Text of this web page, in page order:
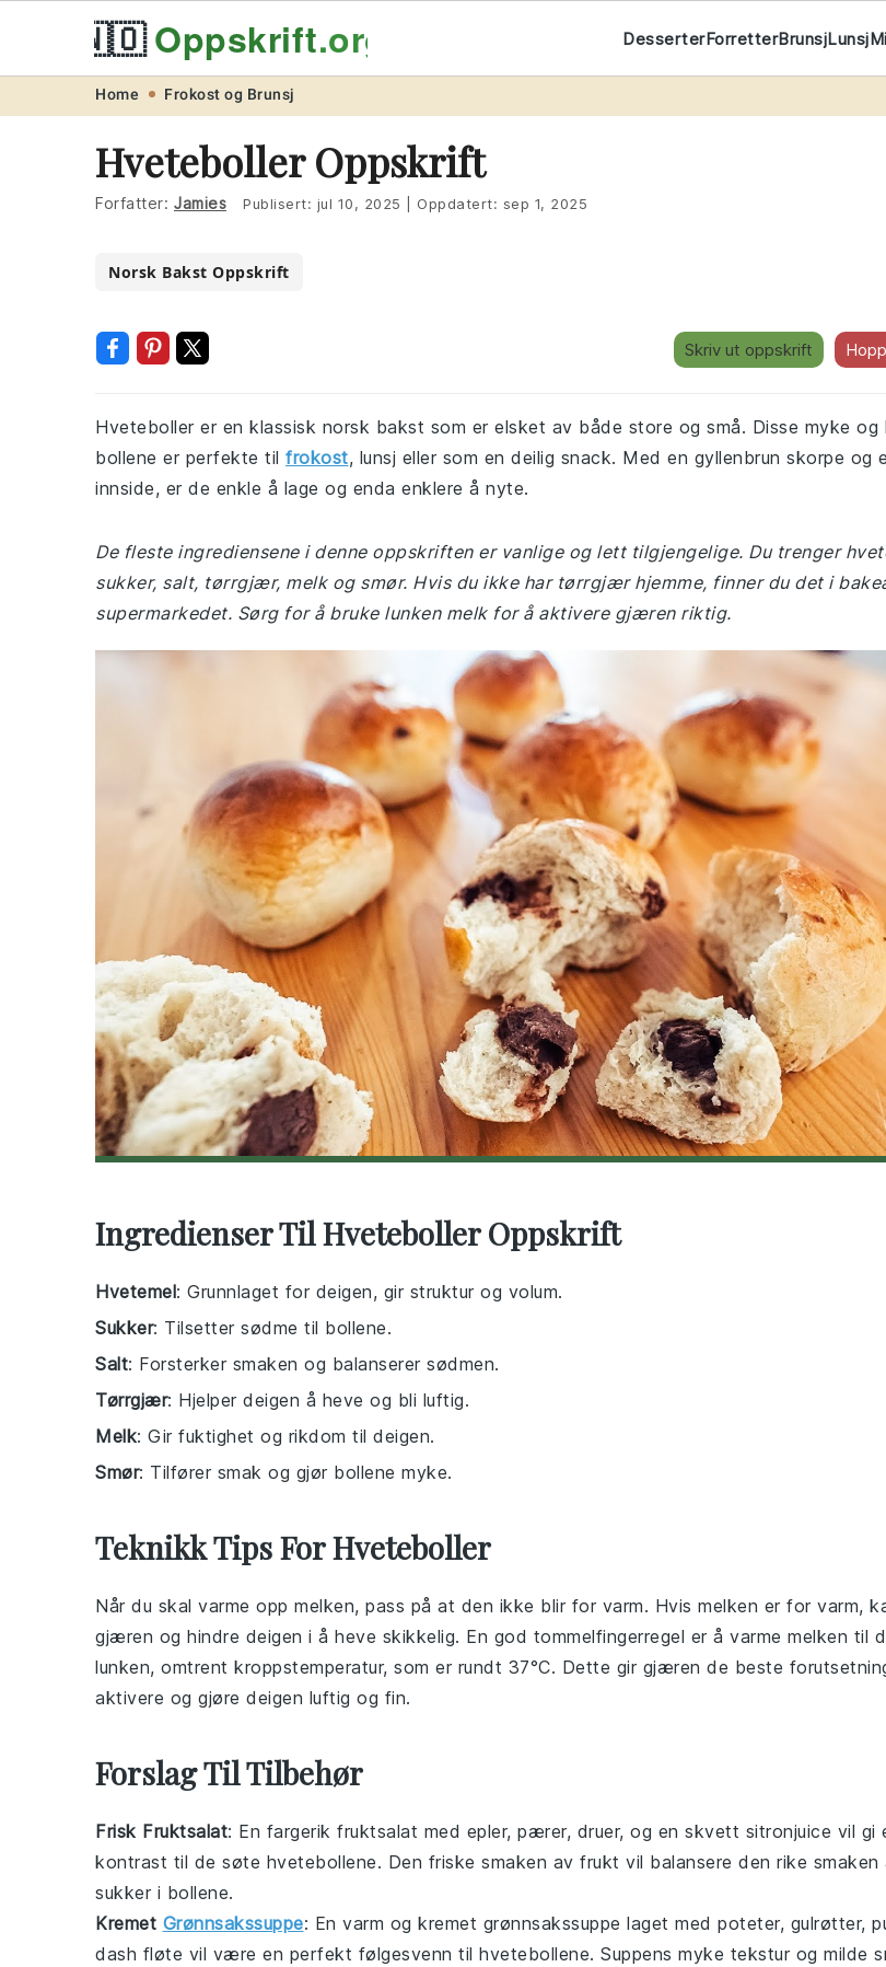
navigation
content
🇳🇴Oppskrift.org DesserterForretterBrunsjLunsj
Home Frokost og Brunsj
Hveteboller Oppskrift
Forfatter: Jamies Publisert: jul 10, 2025 Oppdatert: sep 1, 2025
Norsk Bakst Oppskrift
Skriv ut oppskrift
Hveteboller er en klassisk norsk bakst som er elsket av både store og små. Disse myke og
bollene er perfekte til frokost, lunsj eller som en deilig snack. Med en gyllenbrun skorpe og
innside, er de enkle å lage og enda enklere å nyte.
De fleste ingrediensene i denne oppskriften er vanlige og lett tilgjengelige. Du trenger
sukker, salt, tørrgjær, melk og smør. Hvis du ikke har tørrgjær hjemme, finner du det i
supermarkedet. Sørg for å bruke lunken melk for å aktivere gjæren riktig.
Ingredienser Til Hveteboller Oppskrift
Hvetemel: Grunnlaget for deigen, gir struktur og volum.
Sukker: Tilsetter sødme til bollene.
Salt: Forsterker smaken og balanserer sødmen.
Tørrgjær: Hjelper deigen å heve og bli luftig.
Melk: Gir fuktighet og rikdom til deigen.
Smør: Tilfører smak og gjør bollene myke.
Teknikk Tips For Hveteboller
Når du skal varme opp melken, pass på at den ikke blir for varm. Hvis melken er for varm,
gjæren og hindre deigen i å heve skikkelig. En god tommelfingerregel er å varme melken til
lunken, omtrent kroppstemperatur, som er rundt 37°C. Dette gir gjæren de beste
aktivere og gjøre deigen luftig og fin.
Forslag Til Tilbehør
Frisk Fruktsalat: En fargerik fruktsalat med epler, pærer, druer, og en skvett sitronjuice vil gi
kontrast til de søte hvetebollene. Den friske smaken av frukt vil balansere den rike smaken
sukker i bollene.
Kremet Grønnsakssuppe: En varm og kremet grønnsakssuppe laget med poteter, gulrøtter,
dash fløte vil være en perfekt følgesvenn til hvetebollene. Suppens myke tekstur og milde